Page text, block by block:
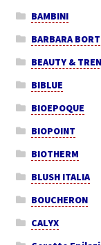
BAMBINI
BARBARA BORT
BEAUTY &
BIBLUE
BIOEPOQUE
BIOPOINT
BIOTHERM
BLUSH ITALIA
BOUCHERON
CALYX